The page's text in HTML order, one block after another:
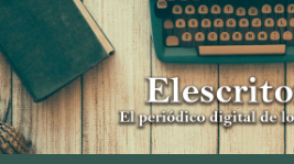
Skip
to
content
Elescritor.es
El periódico digital de los escritores